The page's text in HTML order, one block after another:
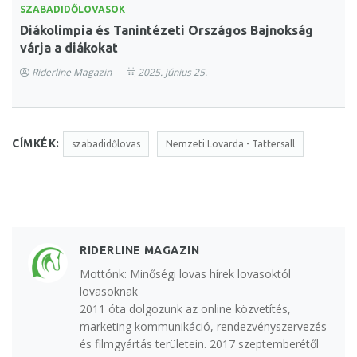
SZABADIDŐLOVASOK
Diákolimpia és Tanintézeti Országos Bajnokság
várja a diákokat
Riderline Magazin 2025. június 25.
CÍMKÉK: szabadidőlovas Nemzeti Lovarda - Tattersall
RIDERLINE MAGAZIN
Mottónk: Minőségi lovas hírek lovasoktól
lovasoknak
2011 óta dolgozunk az online közvetítés,
marketing kommunikáció, rendezvényszervezés
és filmgyártás területein. 2017 szeptemberétől